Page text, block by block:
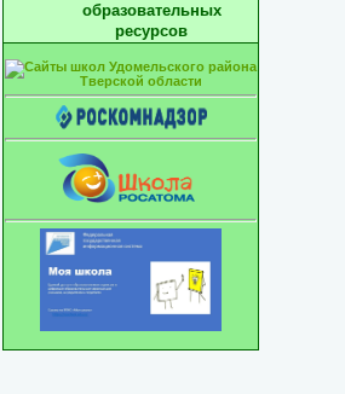
образовательных
ресурсов